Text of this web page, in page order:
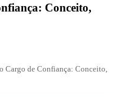
Conceito,
Cargo de Confiança: Conceito,